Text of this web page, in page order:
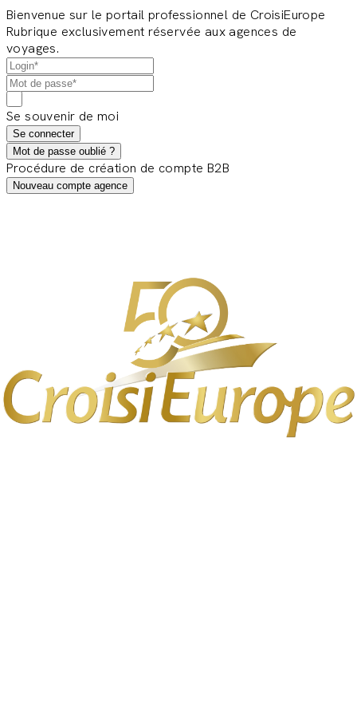
Bienvenue sur le portail professionnel de CroisiEurope
Rubrique exclusivement réservée aux agences de
voyages.
Se souvenir de moi
Se connecter
Mot de passe oublié ?
Procédure de création de compte B2B
Nouveau compte agence